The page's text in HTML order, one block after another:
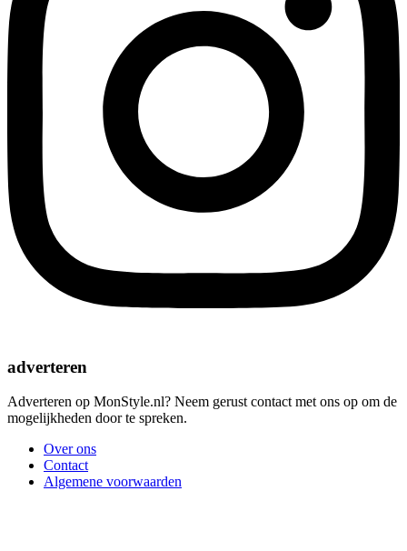
adverteren
Adverteren op MonStyle.nl? Neem gerust contact met ons op om de
mogelijkheden door te spreken.
Over ons
Contact
Algemene voorwaarden